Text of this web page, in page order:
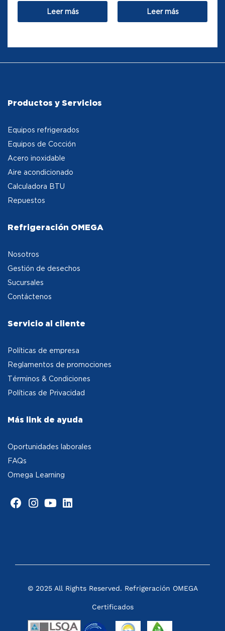
Leer más Leer más
Productos y Servicios
Equipos refrigerados
Equipos de Cocción
Acero inoxidable
Aire acondicionado
Calculadora BTU
Repuestos
Refrigeración OMEGA
Nosotros
Gestión de desechos
Sucursales
Contáctenos
Servicio al cliente
Políticas de empresa
Reglamentos de promociones
Términos & Condiciones
Políticas de Privacidad
Más link de ayuda
Oportunidades laborales
FAQs
Omega Learning
© 2025 All Rights Reserved. Refrigeración OMEGA
Certificados